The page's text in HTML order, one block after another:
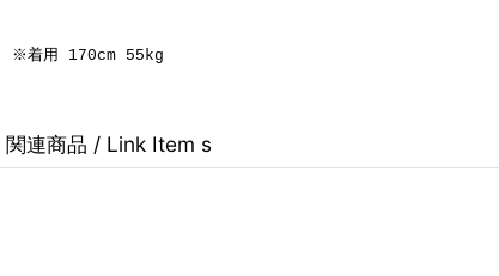
※着用 170cm 55kg
関連商品 / Link Item s